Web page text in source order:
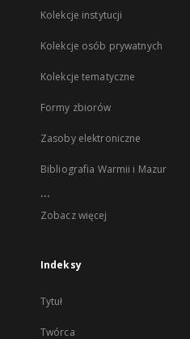
Kolekcje instytucji
Kolekcje osób prywatnych
Kolekcje tematyczne
Formy zbiorów
Zasoby elektroniczne
Bibliografia Warmii i Mazur
...
Zobacz więcej
Indeksy
Tytuł
Twórca